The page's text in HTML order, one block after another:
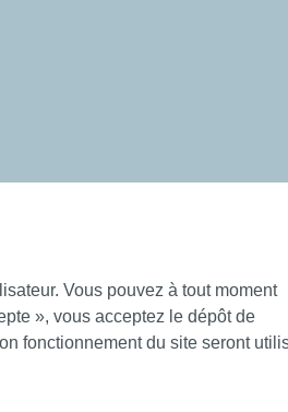
Vous pouvez à tout moment
», vous acceptez le dépôt de
fonctionnement du site seront